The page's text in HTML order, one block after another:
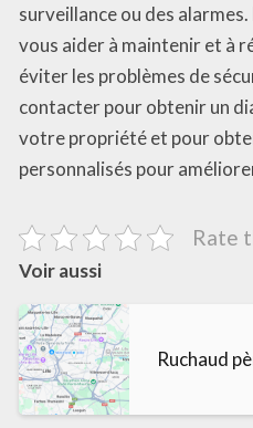
surveillance ou des
vous aider à maintenir et à
éviter les problèmes de
contacter pour obtenir un
votre propriété et pour
personnalisés pour
Rate
Voir aussi
Ruchaud